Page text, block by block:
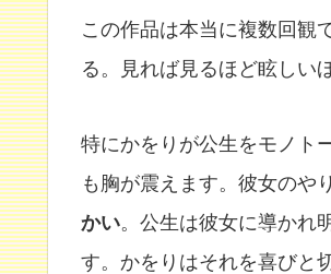
この作品は本当に複数回観
る。見れば見るほど眩しい
特にかをりが公生をモノト
も胸が震えます。彼女のや
かい。公生は彼女に導かれ
す。かをりはそれを喜びと